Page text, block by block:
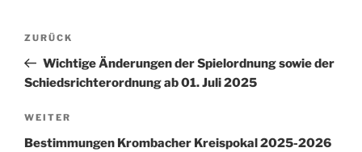
Beitrags-
Navigation
Vorheriger
Beitrag
ZURÜCK
Wichtige Änderungen der Spielordnung sowie der
Schiedsrichterordnung ab 01. Juli 2025
Nächster
Beitrag
WEITER
Bestimmungen Krombacher Kreispokal 2025-2026